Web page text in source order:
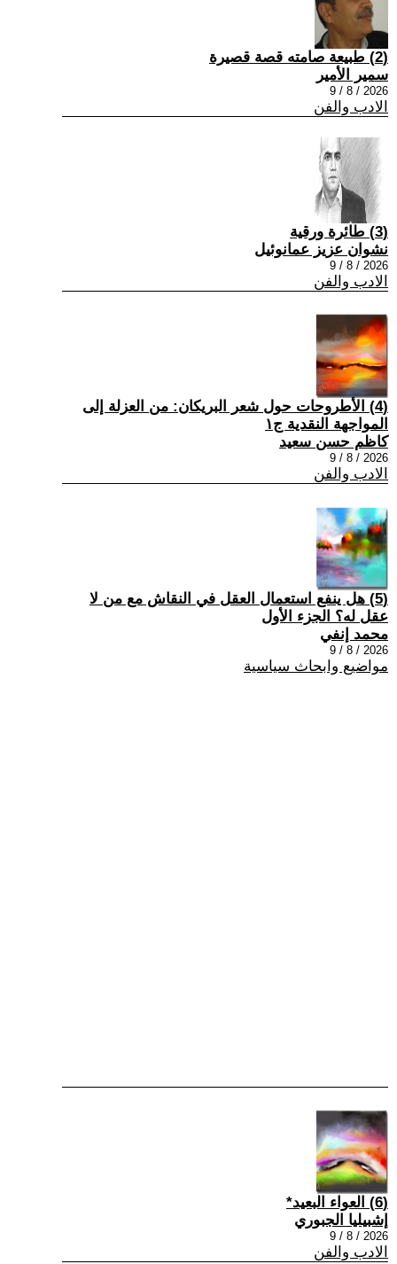
(2) طبيعة صامته قصة قصيرة
سمير الأمير
2026 / 8 / 9
الادب والفن
(3) طائرة ورقية
نشوان عزيز عمانوئيل
2026 / 8 / 9
الادب والفن
(4) الأطروحات حول شعر البريكان: من العزلة إلى
المواجهة النقدية ج١
كاظم حسن سعيد
2026 / 8 / 9
الادب والفن
(5) هل ينفع استعمال العقل في النقاش مع من لا
عقل له؟ الجزء الأول
محمد إنفي
2026 / 8 / 9
مواضيع وابحاث سياسية
(6) العواء البعيد*
إشبيليا الجبوري
2026 / 8 / 9
الادب والفن